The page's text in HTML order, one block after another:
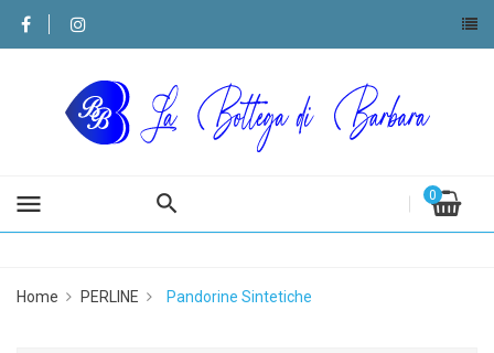
menu 0
Home PERLINE Pandorine Sintetiche